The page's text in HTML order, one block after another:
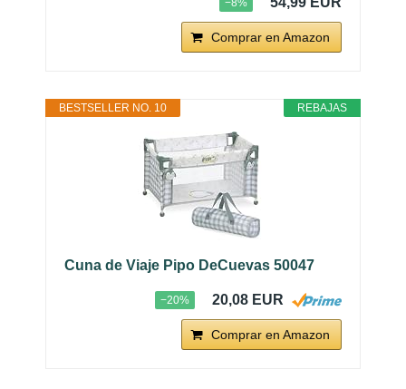
Comprar en Amazon
REBAJAS
BESTSELLER NO. 10
Cuna de Viaje Pipo DeCuevas 50047
−20% 20,08 EUR
Comprar en Amazon